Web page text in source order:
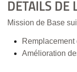
DÉTAILS DE
Mission de Base
Remplacement
Amélioration